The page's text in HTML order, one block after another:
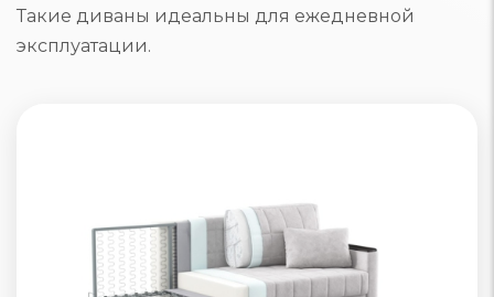
Такие диваны идеальны для ежедневной
эксплуатации.